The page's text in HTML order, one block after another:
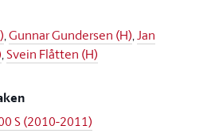
,Gunnar Gundersen (H),Jan
,Svein Flåtten (H)
S (2010-2011)